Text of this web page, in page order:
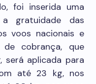
foi inserida uma
gratuidade das
voos nacionais e
de cobrança, que
será aplicada para
até 23 kg, nos